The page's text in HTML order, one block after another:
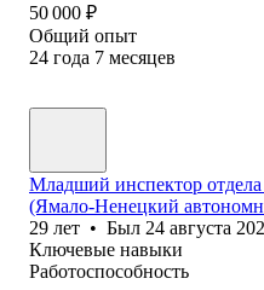
50 000 ₽
Общий опыт
24 года 7 месяцев
Младший инспектор
(Ямало-Ненецкий
29 лет • Был 24 августа
Ключевые навыки
Работоспособность